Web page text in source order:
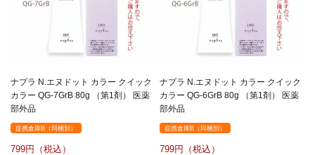
ナプラ N.エヌドット カラー クイック
カラー QG-7GrB 80g （第1剤） 医薬
部外品
提携倉庫B（同梱別）
799
ナプラ N.エヌドット カラー クイック
カラー QG-6GrB 80g （第1剤） 医薬
部外品
提携倉庫B（同梱別）
799